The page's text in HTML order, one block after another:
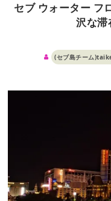
セブ ウォーター フ
沢な滞
(セブ島チーム